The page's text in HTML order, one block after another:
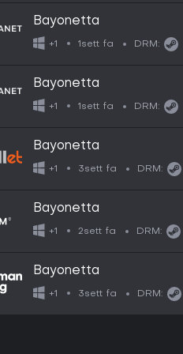
Bayonetta
+1 1sett fa DRM:
Bayonetta
+1 1sett fa DRM:
Bayonetta
+1 3sett fa DRM:
Bayonetta
+1 2sett fa DRM:
Bayonetta
+1 3sett fa DRM: